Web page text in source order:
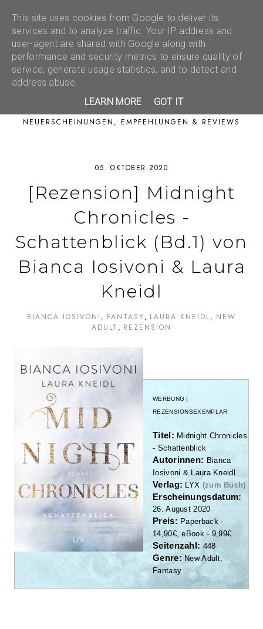
NEUERSCHEINUNGEN, EMPFEHLUNGEN & REVIEWS
05. OKTOBER 2020
[Rezension] Midnight
Chronicles -
Schattenblick (Bd.1) von
Bianca Iosivoni & Laura
Kneidl
BIANCA IOSIVONI FANTASY LAURA KNEIDL
NEW
ADULT
REZENSION
WERBUNG |
REZENSIONSEXEMPLAR
Titel: Midnight Chronicles
- Schattenblick
Autorinnen: Bianca
Iosivoni & Laura Kneidl
Verlag: LYX (zum Buch)
Erscheinungsdatum:
26. August 2020
Preis: Paperback -
14,90€, eBook - 9,99€
Seitenzahl: 448
Genre: New Adult,
Fantasy
This site uses cookies from Google to deliver its
services and to analyze traffic. Your IP address and
user-agent are shared with Google along with
performance and security metrics to ensure quality of
service, generate usage statistics, and to detect and
address abuse.
LEARN MORE
GOT IT